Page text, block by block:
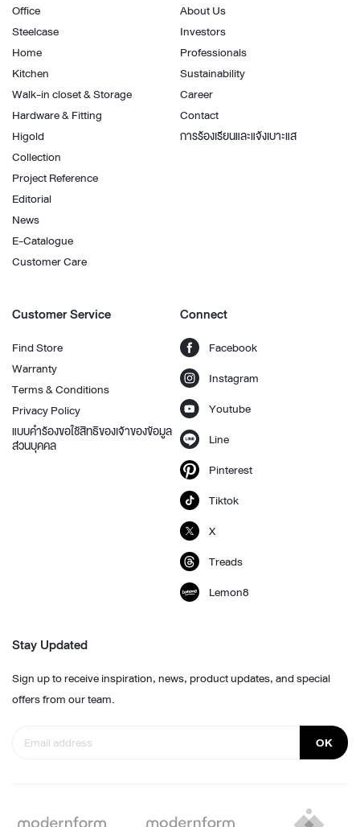
Office
Steelcase
Home
Kitchen
Walk-in closet & Storage
Hardware & Fitting
Higold
Collection
Project Reference
Editorial
News
E-Catalogue
Customer Care
About Us
Investors
Professionals
Sustainability
Career
Contact
การร้องเรียนและแจ้งเบาะแส
Customer Service
Find Store
Warranty
Terms & Conditions
Privacy Policy
แบบคำร้องขอใช้สิทธิของเจ้าของข้อมูล
ส่วนบุคคล
Connect
Facebook
Instagram
Youtube
Line
Pinterest
Tiktok
X
Treads
Lemon8
Stay Updated
Sign up to receive inspiration, news, product updates, and special
offers from our team.
OK